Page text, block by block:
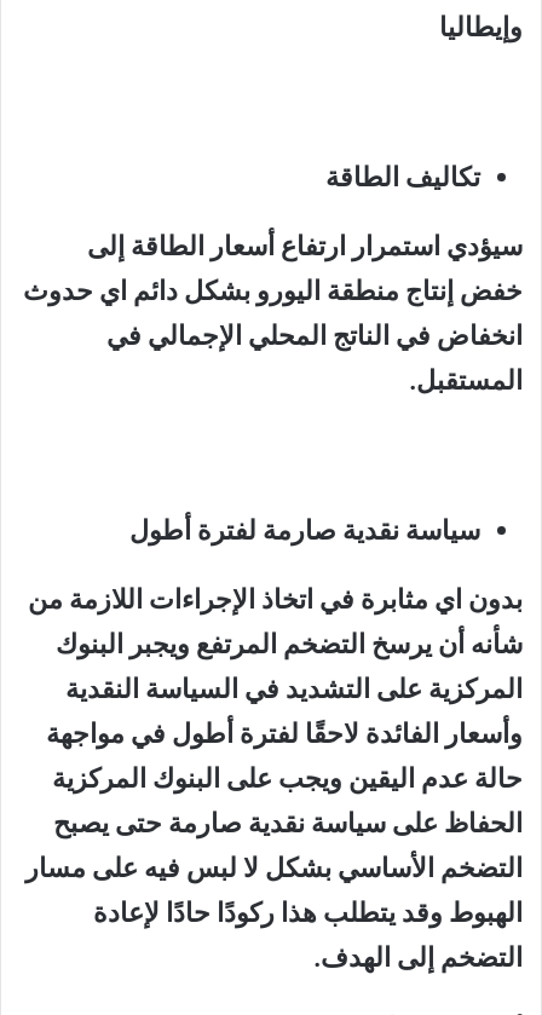
وإيطاليا
تكاليف الطاقة
سيؤدي استمرار ارتفاع أسعار الطاقة إلى
خفض إنتاج منطقة اليورو بشكل دائم اي حدوث
انخفاض في الناتج المحلي الإجمالي في
المستقبل.
سياسة نقدية صارمة لفترة أطول
بدون اي مثابرة في اتخاذ الإجراءات اللازمة من
شأنه أن يرسخ التضخم المرتفع ويجبر البنوك
المركزية على التشديد في السياسة النقدية
وأسعار الفائدة لاحقًا لفترة أطول في مواجهة
حالة عدم اليقين ويجب على البنوك المركزية
الحفاظ على سياسة نقدية صارمة حتى يصبح
التضخم الأساسي بشكل لا لبس فيه على مسار
الهبوط وقد يتطلب هذا ركودًا حادًا لإعادة
التضخم إلى الهدف.